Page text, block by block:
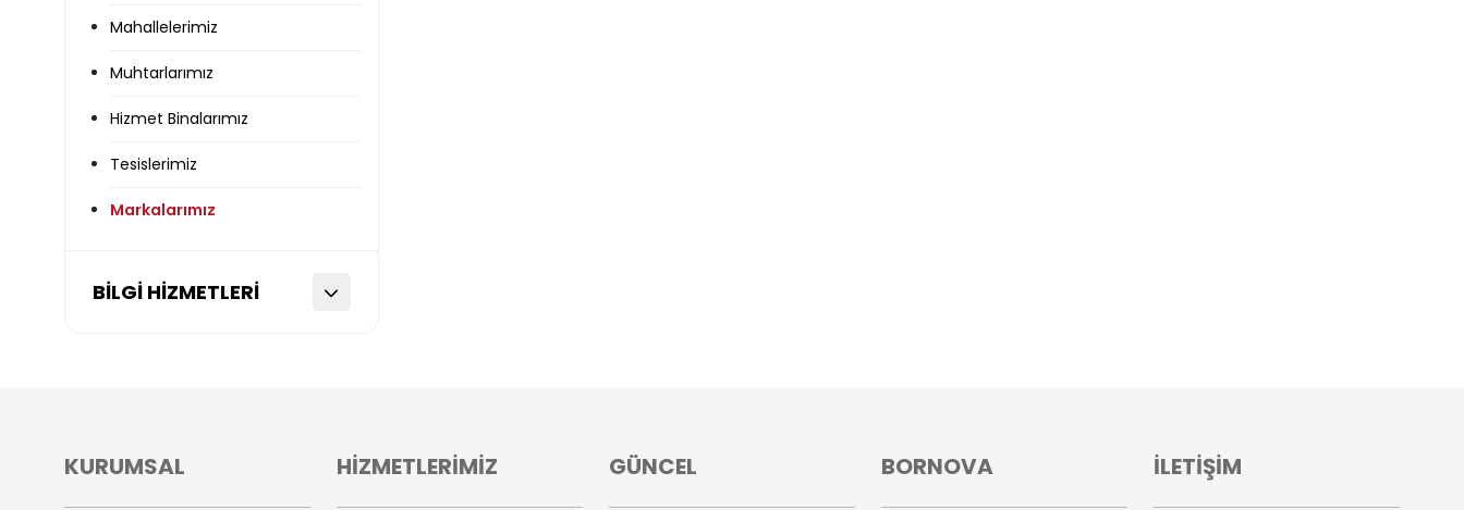
Mahallelerimiz
Muhtarlarımız
Hizmet Binalarımız
Tesislerimiz
Markalarımız
BİLGİ HİZMETLERİ
KURUMSAL HİZMETLERİMİZ GÜNCEL BORNOVA İLETİŞİM